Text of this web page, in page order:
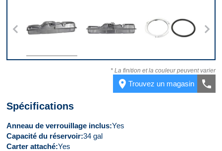
Devant Kit
* La finition et la couleur peuvent varier
place Trouvez un magasin call
Spécifications
Anneau de verrouillage inclus Yes
Capacité du réservoir 34 gal
Carter attaché Yes